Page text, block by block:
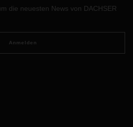
die neuesten News von DACHSER
Anmelden